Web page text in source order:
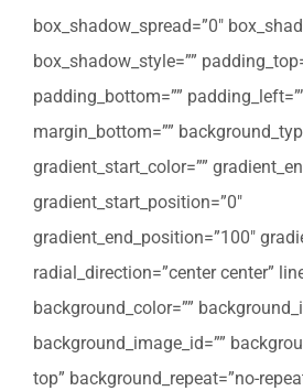
box_shadow_spread=”0″
box_shadow_style=””
padding_bottom=””
margin_bottom=””
gradient_start_color=””
gradient_start_position=”0″
gradient_end_position=”100″
radial_direction=”center center”
background_color=””
background_image_id=””
top” background_repeat=”no-